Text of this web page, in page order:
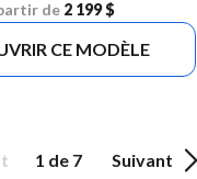
de 2 199 $
CE MODÈLE
1 de 7 Suivant